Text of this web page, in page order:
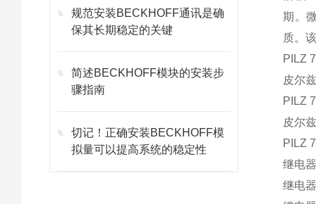
规范安装BECKHOFF通讯是确
保其长期稳定的关键
简述BECKHOFF模块的安装步
骤指南
切记！正确安装BECKHOFF模
拟量可以提高系统的稳定性
期。
质。
PILZ
皮尔
PILZ
皮尔
PILZ
继电
继电